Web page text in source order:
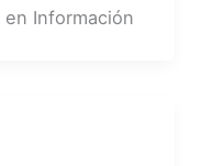
en Información